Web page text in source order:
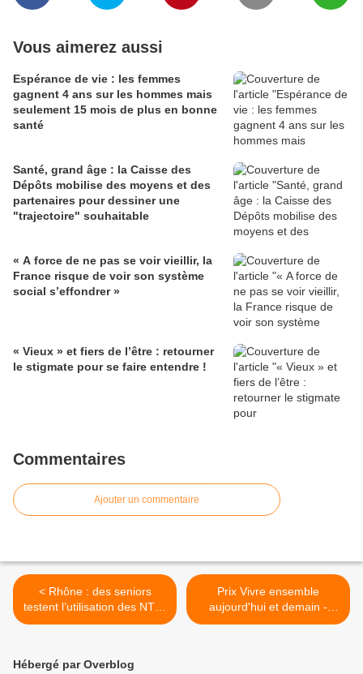
Vous aimerez aussi
Espérance de vie : les femmes
gagnent 4 ans sur les hommes mais
seulement 15 mois de plus en bonne
santé
Santé, grand âge : la Caisse des
Dépôts mobilise des moyens et des
partenaires pour dessiner une
"trajectoire" souhaitable
« A force de ne pas se voir vieillir, la
France risque de voir son système
social s’effondrer »
« Vieux » et fiers de l’être : retourner
le stigmate pour se faire entendre !
Commentaires
Ajouter un commentaire
< Rhône : des seniors
testent l’utilisation des NTIC
à domicile dans des
Prix Vivre ensemble
aujourd'hui et demain -
Edition 2011 >
Hébergé par Overblog